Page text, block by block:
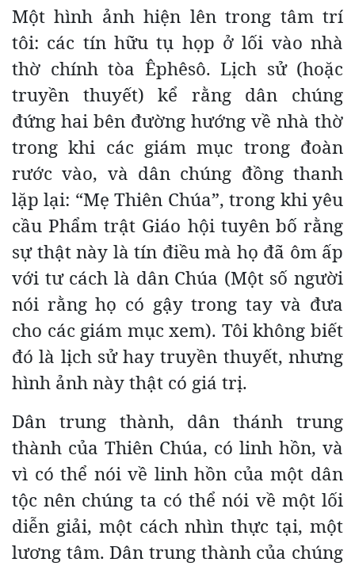
Một hình ảnh hiện lên trong tâm trí
tôi: các tín hữu tụ họp ở lối vào nhà
thờ chính tòa Êphêsô. Lịch sử (hoặc
truyền thuyết) kể rằng dân chúng
đứng hai bên đường hướng về nhà thờ
trong khi các giám mục trong đoàn
rước vào, và dân chúng đồng thanh
lặp lại: “Mẹ Thiên Chúa”, trong khi yêu
cầu Phẩm trật Giáo hội tuyên bố rằng
sự thật này là tín điều mà họ đã ôm ấp
với tư cách là dân Chúa (Một số người
nói rằng họ có gậy trong tay và đưa
cho các giám mục xem). Tôi không biết
đó là lịch sử hay truyền thuyết, nhưng
hình ảnh này thật có giá trị.
Dân trung thành, dân thánh trung
thành của Thiên Chúa, có linh hồn, và
vì có thể nói về linh hồn của một dân
tộc nên chúng ta có thể nói về một lối
diễn giải, một cách nhìn thực tại, một
lương tâm. Dân trung thành của chúng